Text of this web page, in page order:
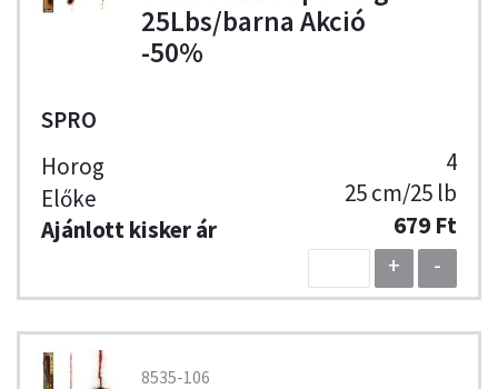
25Lbs/barna Akció
-50%
SPRO
4
25 cm/25 lb
679 Ft
+
-
8535-106